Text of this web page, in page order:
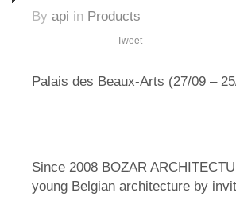
By api in Products
Tweet
Palais des Beaux-Arts (27/09 –
Since 2008 BOZAR
young Belgian architecture by